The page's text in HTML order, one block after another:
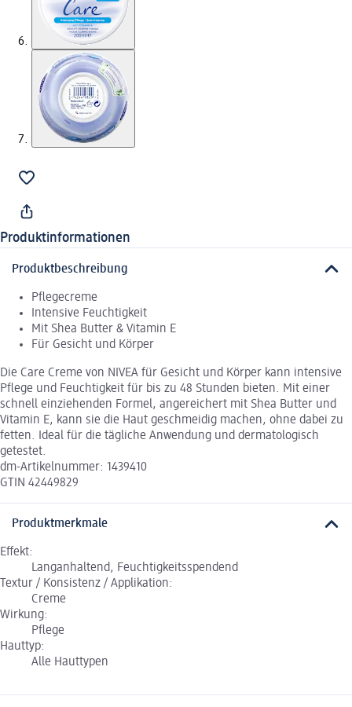
Produktinformationen
Produktbeschreibung
Pflegecreme
Intensive Feuchtigkeit
Mit Shea Butter & Vitamin E
Für Gesicht und Körper
Die Care Creme von NIVEA für Gesicht und Körper kann intensive
Pflege und Feuchtigkeit für bis zu 48 Stunden bieten. Mit einer
schnell einziehenden Formel, angereichert mit Shea Butter und
Vitamin E, kann sie die Haut geschmeidig machen, ohne dabei zu
fetten. Ideal für die tägliche Anwendung und dermatologisch
getestet.
dm-Artikelnummer: 1439410
GTIN 42449829
Produktmerkmale
Effekt:
Langanhaltend, Feuchtigkeitsspendend
Textur / Konsistenz / Applikation:
Creme
Wirkung:
Pflege
Hauttyp:
Alle Hauttypen